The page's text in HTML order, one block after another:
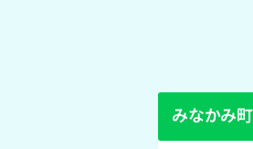
みなかみ